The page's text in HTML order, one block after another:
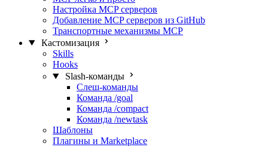
Настройка MCP серверов
Добавление MCP серверов из GitHub
Транспортные механизмы MCP
Кастомизация
Skills
Hooks
Slash-команды
Слеш-команды
Команда /goal
Команда /compact
Команда /newtask
Шаблоны
Плагины и Marketplace